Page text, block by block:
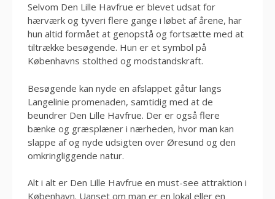
Selvom Den Lille Havfrue er blevet udsat for
hærværk og tyveri flere gange i løbet af årene, har
hun altid formået at genopstå og fortsætte med at
tiltrække besøgende. Hun er et symbol på
Københavns stolthed og modstandskraft.
Besøgende kan nyde en afslappet gåtur langs
Langelinie promenaden, samtidig med at de
beundrer Den Lille Havfrue. Der er også flere
bænke og græsplæner i nærheden, hvor man kan
slappe af og nyde udsigten over Øresund og den
omkringliggende natur.
Alt i alt er Den Lille Havfrue en must-see attraktion i
København. Uanset om man er en lokal eller en